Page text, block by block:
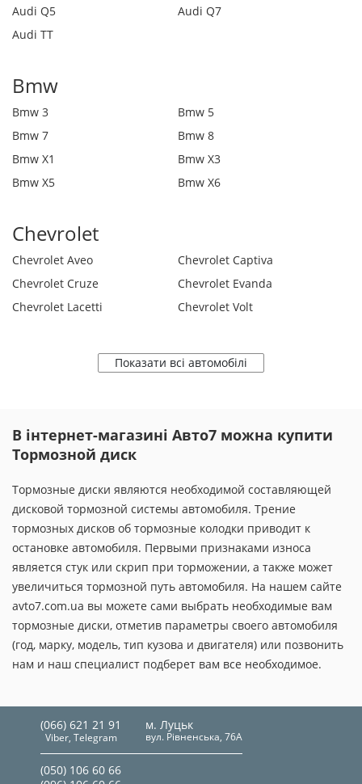
Audi Q5
Audi Q7
Audi TT
Bmw
Bmw 3
Bmw 5
Bmw 7
Bmw 8
Bmw X1
Bmw X3
Bmw X5
Bmw X6
Chevrolet
Chevrolet Aveo
Chevrolet Captiva
Chevrolet Cruze
Chevrolet Evanda
Chevrolet Lacetti
Chevrolet Volt
Показати всі автомобілі
В інтернет-магазині Авто7 можна купити
Тормозной диск
Тормозные диски являются необходимой составляющей
дисковой тормозной системы автомобиля. Трение
тормозных дисков об тормозные колодки приводит к
остановке автомобиля. Первыми признаками износа
является стук или скрип при торможении, а также может
увеличиться тормозной путь автомобиля. На нашем сайте
avto7.com.ua вы можете сами выбрать необходимые вам
тормозные диски, отметив параметры своего автомобиля
(год, марку, модель, тип кузова и двигателя) или позвонить
нам и наш специалист подберет вам все необходимое.
(066) 621 21 91
Viber, Telegram
м. Луцьк
вул. Рівненська, 76А
(050) 106 60 66